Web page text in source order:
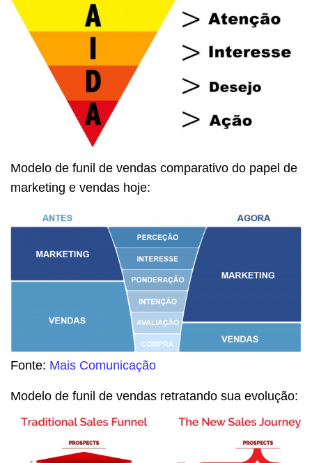
Modelo de funil de vendas comparativo do papel de
marketing e vendas hoje:
Fonte: Mais Comunicação
Modelo de funil de vendas retratando sua evolução: